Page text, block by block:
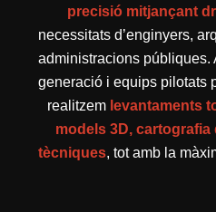
precisió mitjançant
necessitats d’enginyers,
administracions públiques.
generació i equips pilotats
realitzem levantaments
models 3D,
tècniques, tot amb la